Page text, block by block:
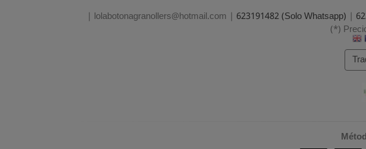
| lolabotonagranollers@hotmail.com | 623191482 (Solo Whatsapp) |
(*)